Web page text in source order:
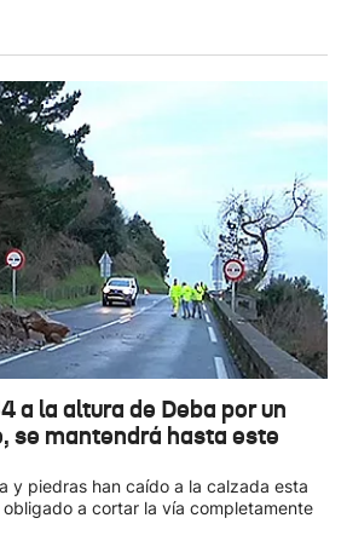
a la altura de Deba por un
se mantendrá hasta este
y piedras han caído a la calzada esta
a cortar la vía completamente